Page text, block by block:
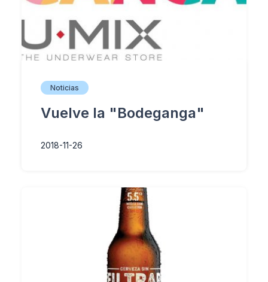
Noticias
Vuelve la "Bodeganga"
2018-11-26